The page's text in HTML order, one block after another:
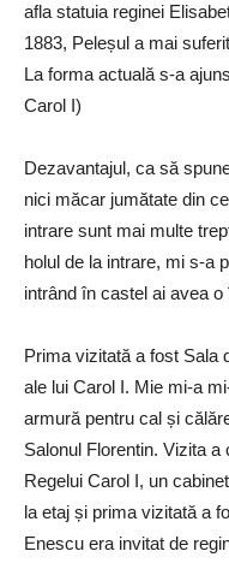
afla statuia reginei
1883, Peleșul a mai
La forma actuală s-a
Carol I)
Dezavantajul, ca să
nici măcar jumătate din
intrare sunt mai multe
holul de la intrare, mi s-a
intrând în castel ai avea
Prima vizitată a fost Sala
ale lui Carol I. Mie mi-a
armură pentru cal și
Salonul Florentin. Vizita
Regelui Carol I, un
la etaj și prima vizitată a
Enescu era invitat de